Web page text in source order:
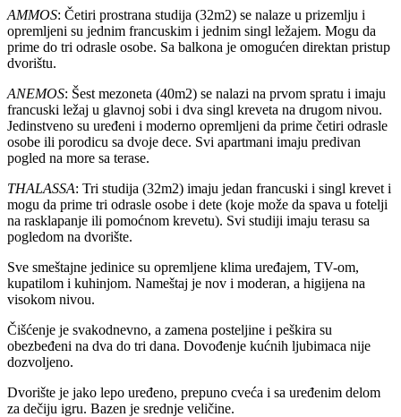
AMMOS: Četiri prostrana studija (32m2) se nalaze u prizemlju i
opremljeni su jednim francuskim i jednim singl ležajem. Mogu da
prime do tri odrasle osobe. Sa balkona je omogućen direktan pristup
dvorištu.
ANEMOS: Šest mezoneta (40m2) se nalazi na prvom spratu i imaju
francuski ležaj u glavnoj sobi i dva singl kreveta na drugom nivou.
Jedinstveno su uređeni i moderno opremljeni da prime četiri odrasle
osobe ili porodicu sa dvoje dece. Svi apartmani imaju predivan
pogled na more sa terase.
THALASSA: Tri studija (32m2) imaju jedan francuski i singl krevet i
mogu da prime tri odrasle osobe i dete (koje može da spava u fotelji
na rasklapanje ili pomoćnom krevetu). Svi studiji imaju terasu sa
pogledom na dvorište.
Sve smeštajne jedinice su opremljene klima uređajem, TV-om,
kupatilom i kuhinjom. Nameštaj je nov i moderan, a higijena na
visokom nivou.
Čišćenje je svakodnevno, a zamena posteljine i peškira su
obezbeđeni na dva do tri dana. Dovođenje kućnih ljubimaca nije
dozvoljeno.
Dvorište je jako lepo uređeno, prepuno cveća i sa uređenim delom
za dečiju igru. Bazen je srednje veličine.